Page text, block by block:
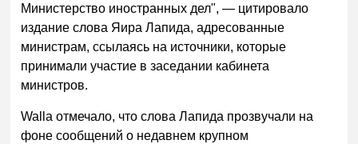
Министерство иностранных дел", — цитировало
издание слова Яира Лапида, адресованные
министрам, ссылаясь на источники, которые
принимали участие в заседании кабинета
министров.
Walla отмечало, что слова Лапида прозвучали на
фоне сообщений о недавнем крупном